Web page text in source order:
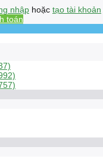
nhập hoặc tạo tài khoản
toán